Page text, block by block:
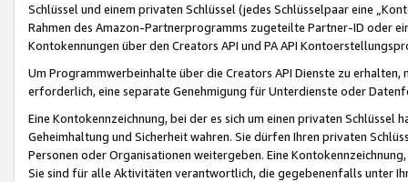
Schlüssel und einem privaten Schlüssel (jedes Schlüsselpaar eine
Rahmen des Amazon-Partnerprogramms zugeteilte Partner-ID oder
Kontokennungen über den Creators API und PA API
Um Programmwerbeinhalte über die Creators API Dienste zu
erforderlich, eine separate Genehmigung für Unterdienste oder
Eine Kontokennzeichnung, bei der es sich um einen privaten
Geheimhaltung und Sicherheit wahren. Sie dürfen Ihren privaten
Personen oder Organisationen weitergeben. Eine
Sie sind für alle Aktivitäten verantwortlich, die gegebenenfalls unter